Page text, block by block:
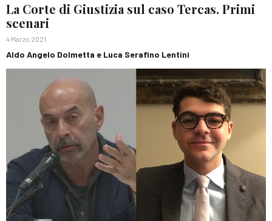
La Corte di Giustizia sul caso Tercas. Primi
scenari
4 Marzo 2021
Aldo Angelo Dolmetta e Luca Serafino Lentini